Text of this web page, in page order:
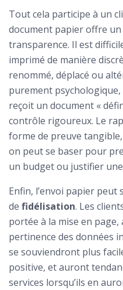
Tout cela participe à un
document papier offre un
transparence. Il est
imprimé de manière
renommé, déplacé ou
purement psychologique,
reçoit un document «
contrôle rigoureux. Le
forme de preuve
on peut se baser pour
un budget ou justifier
Enfin, l’envoi papier
de fidélisation. Les
portée à la mise en
pertinence des données
se souviendront plus
positive, et auront
services lorsqu’ils en